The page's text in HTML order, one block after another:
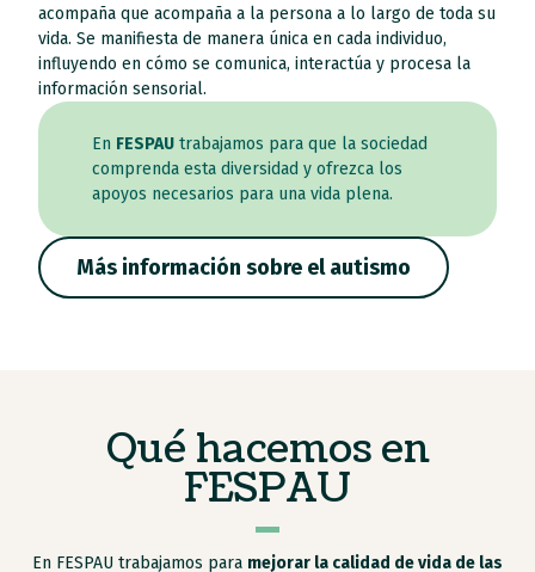
acompaña que acompaña a la persona a lo largo de toda su
vida. Se manifiesta de manera única en cada individuo,
influyendo en cómo se comunica, interactúa y procesa la
información sensorial.
En FESPAU trabajamos para que la sociedad
comprenda esta diversidad y ofrezca los
apoyos necesarios para una vida plena.
Más información sobre el autismo
Qué hacemos en
FESPAU
En FESPAU trabajamos para mejorar la calidad de vida de las